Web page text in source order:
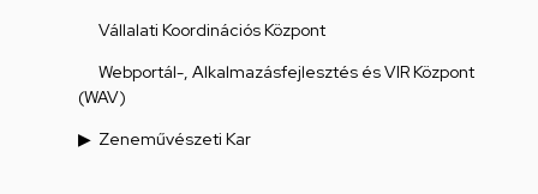
Vállalati Koordinációs Központ
Webportál-, Alkalmazásfejlesztés és VIR Központ
(WAV)
Zeneművészeti Kar